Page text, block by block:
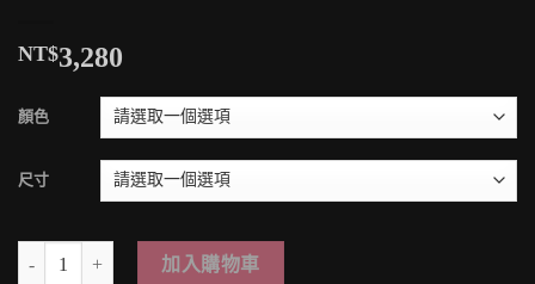
NT$3,280
顏色
尺寸
＊MINI PUNK LOLO＊日本龐克視覺-袖のレースアップと袖からつ
加入購物車